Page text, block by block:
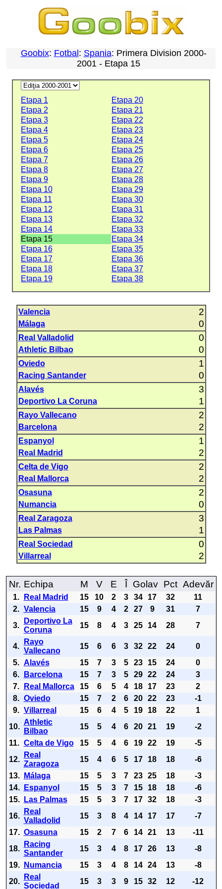
Goobix: Fotbal : Spania: Primera Division 2000-
2001 - Etapa 15
Etapa 1
Etapa 20
Etapa 2
Etapa 21
Etapa 3
Etapa 22
Etapa 4
Etapa 23
Etapa 5
Etapa 24
Etapa 6
Etapa 25
Etapa 7
Etapa 26
Etapa 8
Etapa 27
Etapa 9
Etapa 28
Etapa 10
Etapa 29
Etapa 11
Etapa 30
Etapa 12
Etapa 31
Etapa 13
Etapa 32
Etapa 14
Etapa 33
Etapa 15
Etapa 34
Etapa 16
Etapa 35
Etapa 17
Etapa 36
Etapa 18
Etapa 37
Etapa 19
Etapa 38
Valencia 2
Málaga 0
Real Valladolid 0
Athletic Bilbao 0
Oviedo 1
Racing Santander 0
Alavés 3
Deportivo La Coruna 1
Rayo Vallecano 2
Barcelona 2
Espanyol 1
Real Madrid 2
Celta de Vigo 2
Real Mallorca 2
Osasuna 2
Numancia 0
Real Zaragoza 3
Las Palmas 1
Real Sociedad 0
Villarreal 2
Nr. Echipa M V E Î Golav Pct Adevăr
1. Real Madrid 15 10 2 3 34 17 32
11
2. Valencia 15 9 4 2 27 9 31
7
3.
Deportivo La
Coruna
15 8 4 3 25 14 28 7
4.
Rayo
Vallecano
15 6 6 3 32 22 24
0
5. Alavés 15 7 3 5 23 15 24
0
6.
Barcelona 15 7 3 5 29 22 24
3
7.
Real Mallorca 15 6 5 4 18 17 23
2
8. Oviedo 15 7 2 6 20 22 23
-1
9. Villarreal 15 6 4 5 19 18 22
1
10.
Athletic
Bilbao
15 5 4 6 20 21 19
-2
11. Celta de Vigo 15 5 4 6 19 22 19
-5
12.
Real
Zaragoza
15 4 6 5 17 18 18
-6
13.
Málaga 15 5 3 7 23 25 18
-3
14.
Espanyol 15 5 3 7 15 18 18
-6
15.
Las Palmas 15 5 3 7 17 32 18
-3
16.
Real
Valladolid
15 3 8 4 14 17 17
-7
17. Osasuna 15 2 7 6 14 21 13
-11
18.
Racing
Santander
15 3 4 8 17 26 13
-8
19.
Numancia 15 3 4 8 14 24 13
-8
20.
Real
Sociedad
15 3 3 9 15 32 12 -12